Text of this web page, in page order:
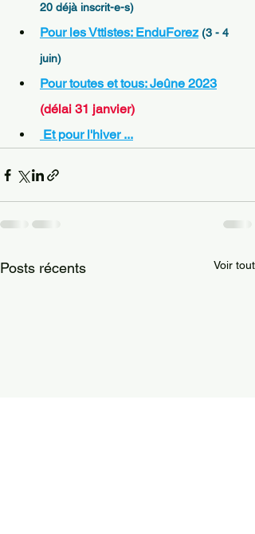
20 déjà inscrit-e-s)
Pour les Vttistes: EnduForez (3 - 4
juin)
Pour toutes et tous: Jeûne 2023
(délai 31 janvier)
Et pour l'hiver ...
Posts récents Voir tout